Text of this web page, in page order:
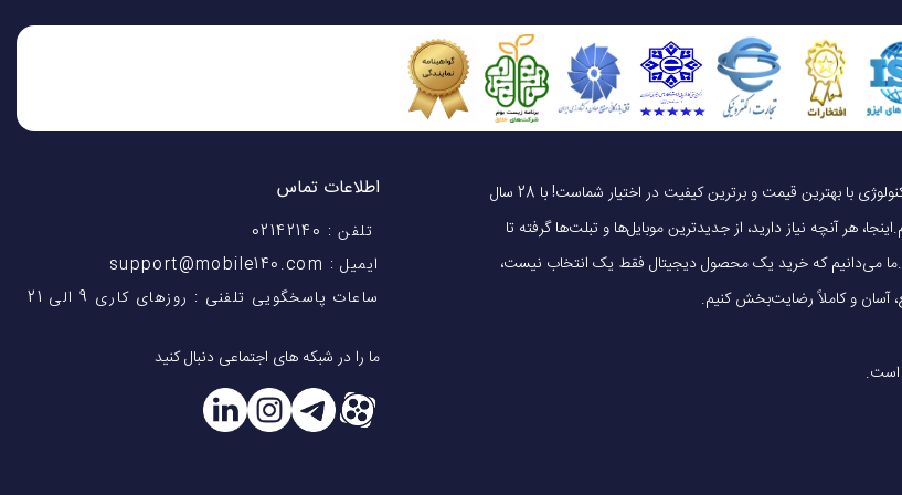
گرد و غبار
شارژ بی‌سیم
یک خرید هوشمندانه ، قیمت منصفانه، تجربه‌ای متفاوت! به موبایل 140 خوش آمدید، جایی که تکنولوژی با بهترین قیمت و برترین کیفیت در اختیار شماست! با 28 سال
هر آنچه نیاز دارید، از جدیدترین موبایل‌ها و تبلت‌ها گرفته تا
می‌دانیم که خرید یک محصول دیجیتال فقط یک انتخاب نیست،
اطلاعات تماس
تلفن : 02142140
ایمیل : support@mobile140.com
ساعات پاسخگویی تلفنی : روزهای کاری 9 الی 21
ما را در شبکه های اجتماعی دنبال کنید